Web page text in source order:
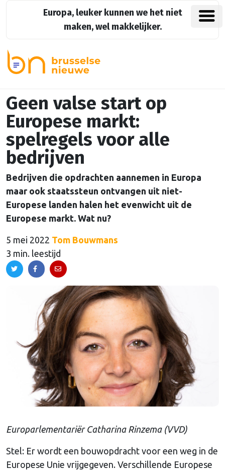
Europa, leuker kunnen we het niet
maken, wel makkelijker.
Geen valse start op
Europese markt:
spelregels voor alle
bedrijven
Bedrijven die opdrachten aannemen in Europa
maar ook staatssteun ontvangen uit niet-
Europese landen halen het evenwicht uit de
Europese markt. Wat nu?
5 mei 2022 Tom Bouwmans
3 min. leestijd
Europarlementariër Catharina Rinzema (VVD)
Stel: Er wordt een bouwopdracht voor een weg in de
Europese Unie vrijgegeven. Verschillende Europese